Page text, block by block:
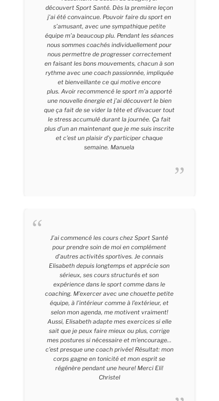
découvert Sport Santé. Dès la première leçon
j’ai été convaincue. Pouvoir faire du sport en
s’amusant, avec une sympathique petite
équipe m’a beaucoup plu. Pendant les séances
nous sommes coachés individuellement pour
nous permettre de progresser correctement
en faisant les bons mouvements, chacun à son
rythme avec une coach passionnée, impliquée
et bienveillante ce qui motive encore
plus. Avoir recommencé le sport m’a apporté
une nouvelle énergie et j’ai découvert le bien
que ça fait de se vider la tête et d’évacuer tout
le stress accumulé durant la journée. Ça fait
plus d’un an maintenant que je me suis inscrite
et c’est un plaisir d’y participer chaque
semaine. Manuela
J’ai commencé les cours chez Sport Santé
pour prendre soin de moi en complément
d’autres activités sportives. Je connais
Elisabeth depuis longtemps et apprécie son
sérieux, ses cours structurés et son
expérience dans le sport comme dans le
coaching. M’exercer avec une chouette petite
équipe, à l’intérieur comme à l’extérieur, et
selon mon agenda, me motivent vraiment!
Aussi, Elisabeth adapte mes exercices si elle
sait que je peux faire mieux ou plus, corrige
mes postures si nécessaire et m’encourage…
c’est presque une coach privée! Résultat: mon
corps gagne en tonicité et mon esprit se
régénère pendant une heure! Merci Eli!
Christel